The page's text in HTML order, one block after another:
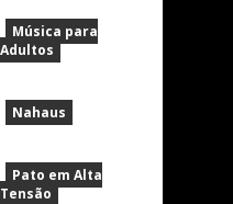
Música para
Adultos
Nahaus
Pato em Alta
Tensão